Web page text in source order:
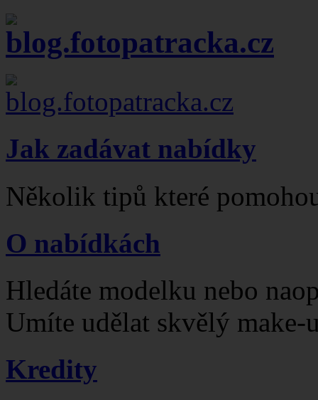
Jak zadávat nabídky
Několik tipů které
O nabídkách
Hledáte modelku nebo
Umíte udělat skvělý make-
Kredity